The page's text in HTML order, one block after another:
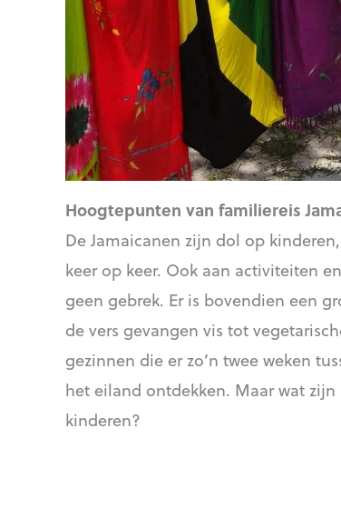
Hoogtepunten van familiereis
De Jamaicanen zijn dol op
keer op keer. Ook aan activiteiten
geen gebrek. Er is bovendien een
de vers gevangen vis tot
gezinnen die er zo’n twee weken
het eiland ontdekken. Maar wat
kinderen?